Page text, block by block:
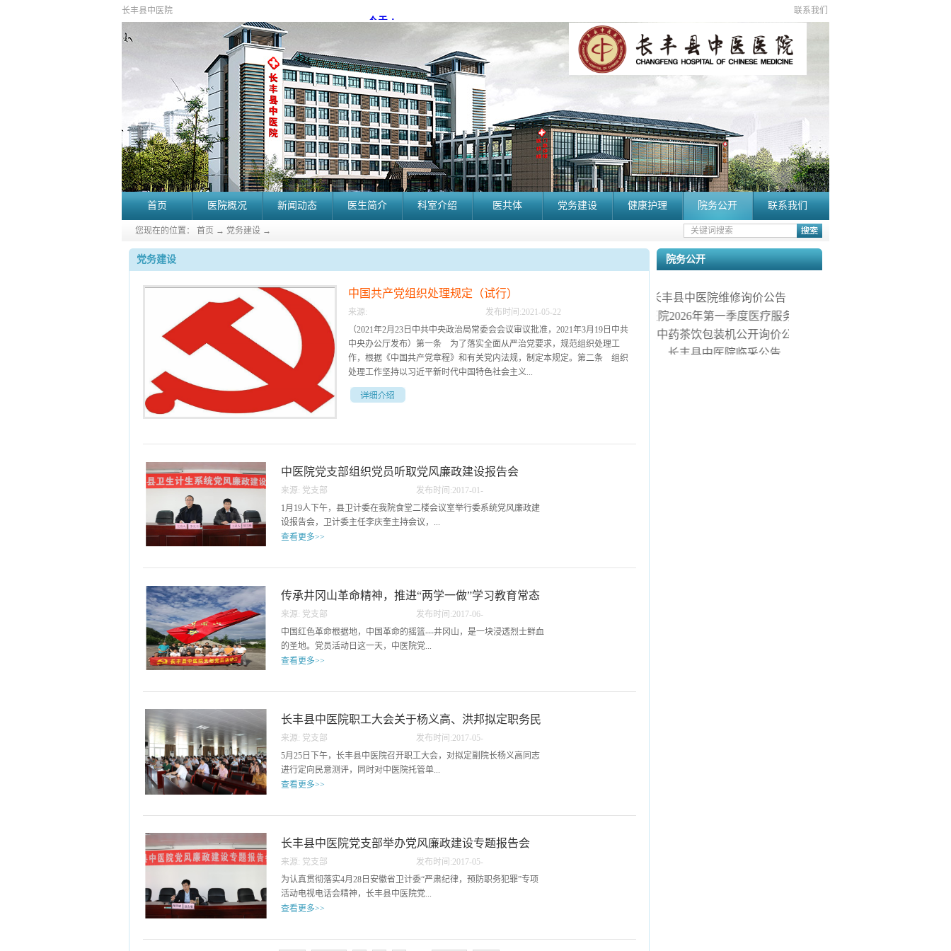
长丰县中医院 联系我们
首页 医院概况 新闻动态 医生简介 科室介绍 医共体 党务建设 健康护理 院务公开 联系我们
您现在的位置： 首页 → 党务建设 →
院务公开
长丰县中医院维修询价公告
长丰县中医院2026年第一季度医疗服务信息社会公开
长丰县中医院中药茶饮包装机公开询价公告
长丰县中医院临采公告
党务建设
中国共产党组织处理规定（试行）
来源: 发布时间:2021 -05-22
（2021年2月23日中共中央政治局常委会会议审议批准，2021年3月19日中共
中央办公厅发布）第一条 为了落实全面从严治党要求，规范组织处理工
作，根据《中国共产党章程》和有关党内法规，制定本规定。第二条 组织
处理工作坚持以习近平新时代中国特色社会主义...
题，督促领导干部不忘初心、牢记使命，始终做到忠诚干净担当。第三条
部采取的岗位、职务、职级调整措施，包括停职检查、调整职务、责令辞
职、免职、降职。第四条 组织处理工作坚持以下原则：（一）全面从严治
求是、依规依纪依法；（四）惩前毖后、治病救人。第五条 本规定适用于
各级党的机关、人大机关、行政机关、政协机关、监察机关、审判机关、检
领导职务的人员进行组织处理，参照本规定执行。第六条 党委（党组）及
在执纪执法、日常管理监督等工作中发现领导干部存在需要进行组织处理的
情形，应当向党委（党组）报告，或者向组织（人事）部门提出建议。第七
条 领导干部在政治表现、履行职责、工作作风、遵守组织制度、道德品行
等方面，有苗头性、倾向性或者轻微问题，以批评教育、责令检查、诫勉为
中医院党支部组织党员听取党风廉政建设报告会
来源: 党支部 发布时间:2017-01 -
23
1月19人下午，县卫计委在我院食堂二楼会议室举行委系统党风廉政建
设报告会，卫计委主任李庆奎主持会议，...
系统广大党员、党员干部进行了一次党风廉政建设警示教育。我院全体
党员、干部聆听了报告会。
查看更多>>
传承井冈山革命精神，推进“两学一做”学习教育常态
化制度化
来源: 党支部 发布时间:2017-06-
26
中国红色革命根据地，中国革命的摇篮---井冈山，是一块浸透烈士鲜血
的圣地。党员活动日这一天，中医院党...
黄洋界；爱国主义示范基地---井冈山革命博物馆；红军医院、红军造纸
厂；向北山烈士陵园的烈士纪念堂献上了花圈，瞻仰纪念堂，缅怀革命
些珍贵的历史照片，留作纪念。全体党员再一次受到了深刻的革命传
统、理想信念和爱国主义教育。
查看更多>>
长丰县中医院职工大会关于杨义高、洪邦拟定职务民
意测评暨长丰县中医院第二届职代会民主推选工会委
员会委员候选人
来源: 党支部 发布时间:2017-05-
29
5月25日下午，长丰县中医院召开职工大会，对拟定副院长杨义高同志
进行定向民意测评，同时对中医院托管单...
察局局长汤瑾同志出席会议并主持测评。测评结束后，又分别找科室以
上的科主任、护士长对测评对象进行了座谈。此次民主测评，充分体现
职代会，民主推选中医院新一届工会委员会委员的候选人，无记名投票
推选出8名委员会委员的候选人，为即将召开的工会委员会委员换届选
举做好了充分准备，大会应到职工代表61人，实际参加会议的代表58
查看更多>>
长丰县中医院党支部举办党风廉政建设专题报告会
来源: 党支部 发布时间:2017-05-
11
为认真贯彻落实4月28日安徽省卫计委“严肃纪律，预防职务犯罪”专项
活动电视电话会精神，长丰县中医院党...
查看更多>>